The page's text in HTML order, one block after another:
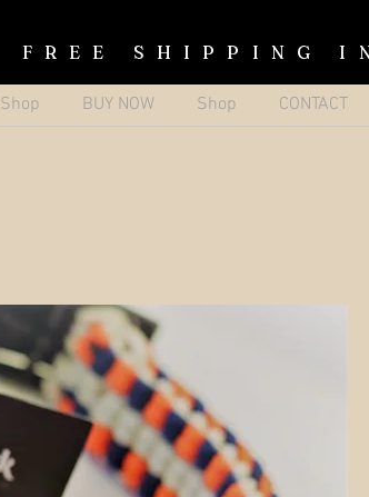
FREE SHIPPING
Shop BUY NOW Shop CONTACT